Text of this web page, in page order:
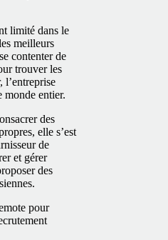
limité dans le
meilleurs
contenter de
trouver les
l’entreprise
monde entier.
des
elle s’est
de
et gérer
des
pour